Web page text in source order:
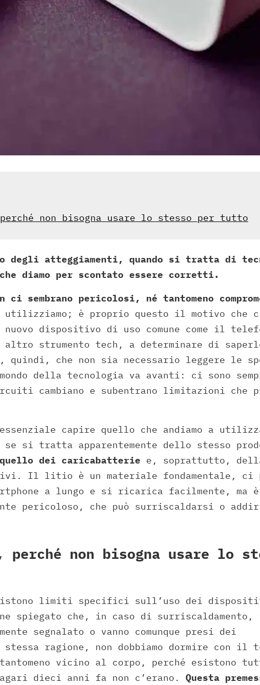
non bisogna usare lo stesso per tutto
degli atteggiamenti, quando si tratta di
diamo per scontato essere corretti.
sembrano pericolosi, né tantomeno
è proprio questo il motivo che
nuovo dispositivo di uso comune come il
strumento tech, a determinare di
quindi, che non sia necessario leggere le
della tecnologia va avanti: ci sono
cambiano e subentrano limitazioni che
capire quello che andiamo a
si tratta apparentemente dello stesso
quello dei caricabatterie e, soprattutto,
Il litio è un materiale fondamentale, ci
a lungo e si ricarica facilmente, ma è
pericoloso, che può surriscaldarsi o
non bisogna usare lo
limiti specifici sull’uso dei
spiegato che, in caso di
segnalato o vanno comunque presi dei
ragione, non dobbiamo dormire con il
vicino al corpo, perché esistono
dieci anni fa non c’erano. Questa